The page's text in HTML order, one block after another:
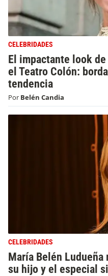
CELEBRIDADES
El impactante look
el Teatro Colón:
tendencia
Por Belén Candia
CELEBRIDADES
María Belén
su hijo y el especial